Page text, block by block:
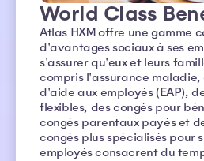
World Class
Atlas HXM offre une gamme
d'avantages sociaux à ses
s'assurer qu'eux et leurs
compris l'assurance maladie,
d'aide aux employés (EAP),
flexibles, des congés pour
congés parentaux payés et
congés plus spécialisés pour
employés consacrent du